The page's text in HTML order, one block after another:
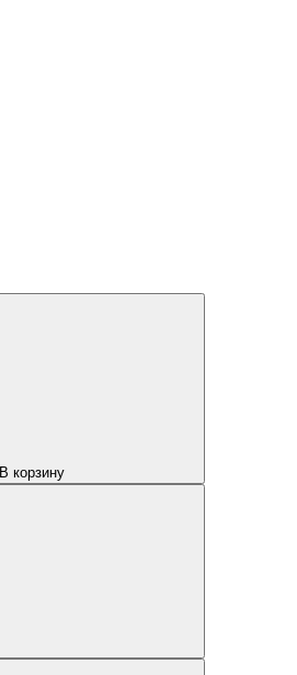
В корзину